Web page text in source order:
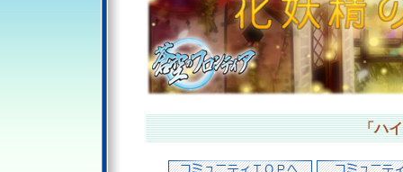
「ハ